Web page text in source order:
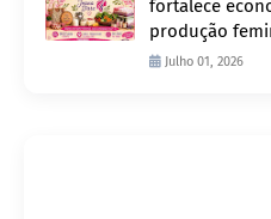
fortalece
produção
D’ArcJulho 01, 2026